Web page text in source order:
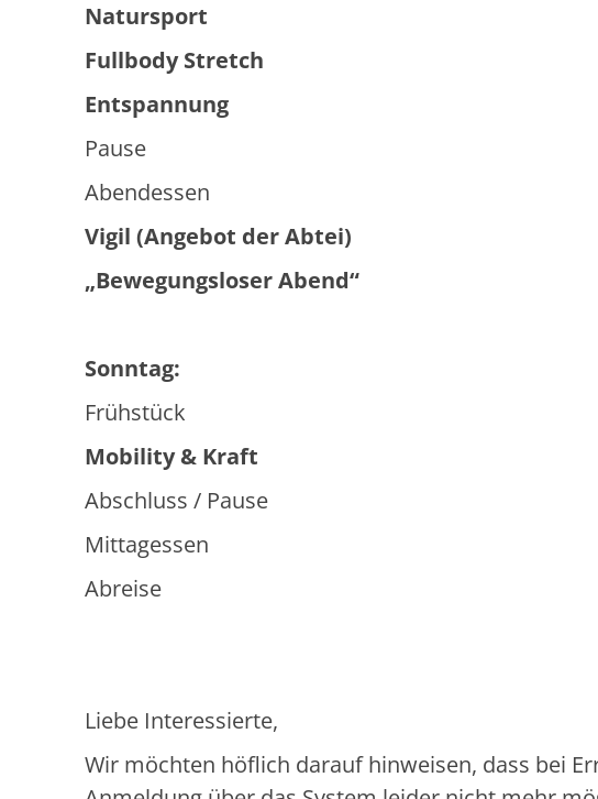
Natursport
Fullbody Stretch
Entspannung
Pause
Abendessen
Vigil (Angebot der Abtei)
„Bewegungsloser Abend“
Sonntag:
Frühstück
Mobility & Kraft
Abschluss / Pause
Mittagessen
Abreise
Liebe Interessierte,
Wir möchten höflich darauf hinweisen, dass bei